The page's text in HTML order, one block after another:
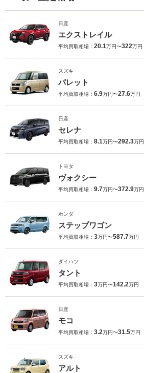
日産
エクストレイル
平均買取相場： 20.1万円〜322万円
スズキ
パレット
平均買取相場： 6.9万円〜27.6万円
日産
セレナ
平均買取相場： 8.1万円〜292.3万円
トヨタ
ヴォクシー
平均買取相場： 9.7万円〜372.9万円
ホンダ
ステップワゴン
平均買取相場： 3万円〜587.7万円
ダイハツ
タント
平均買取相場： 3万円〜142.2万円
日産
モコ
平均買取相場： 3.2万円〜31.5万円
スズキ
アルト